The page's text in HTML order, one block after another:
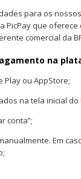
para os
PicPay que
comercial da
na
Play ou AppStore;
na tela inicial do
conta”;
Em